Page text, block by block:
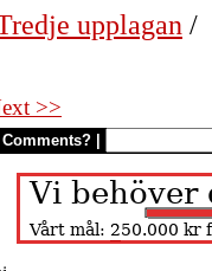
upplagan /
>>
Comments?